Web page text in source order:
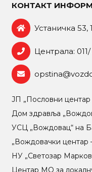
КОНТАКТ
Устаничка 53,
Централа:
ЈП „Пословни
Дом здравља
УСЦ „Вождовац“ на
„Вождовачки
НУ „Светозар
Центар МO за